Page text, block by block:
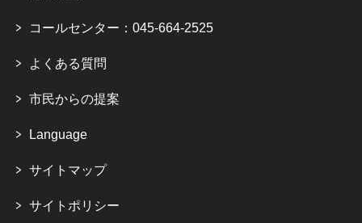
コールセンター：045-664-2525
よくある質問
市民からの提案
Language
サイトマップ
サイトポリシー